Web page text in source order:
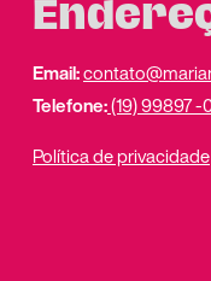
Email:
Telefone:(19) 99897
Política de privacidade